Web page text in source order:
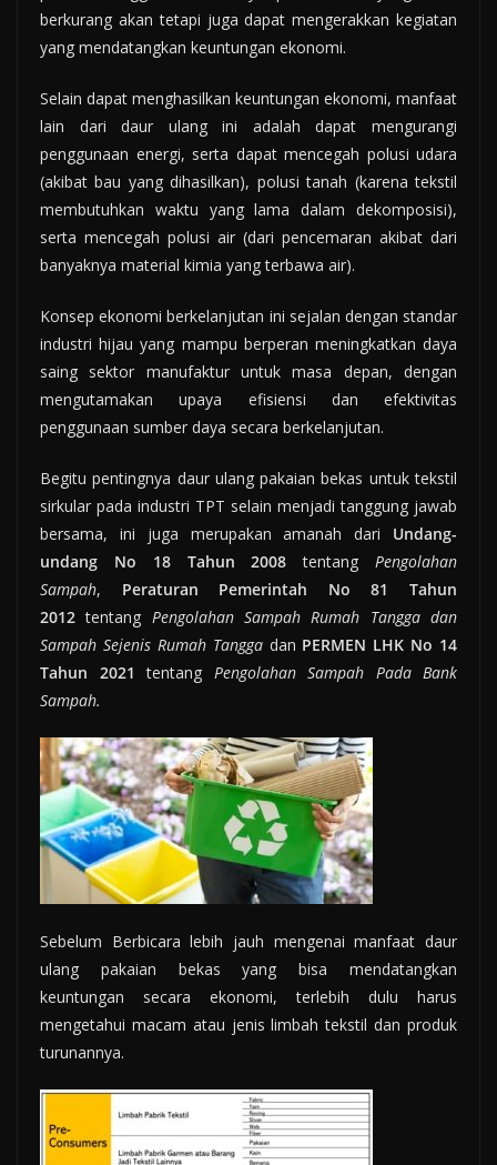
berkurang akan tetapi juga dapat mengerakkan kegiatan
yang mendatangkan keuntungan ekonomi.
Selain dapat menghasilkan keuntungan ekonomi, manfaat
lain dari daur ulang ini adalah dapat mengurangi
penggunaan energi, serta dapat mencegah polusi udara
(akibat bau yang dihasilkan), polusi tanah (karena tekstil
membutuhkan waktu yang lama dalam dekomposisi),
serta mencegah polusi air (dari pencemaran akibat dari
banyaknya material kimia yang terbawa air).
Konsep ekonomi berkelanjutan ini sejalan dengan standar
industri hijau yang mampu berperan meningkatkan daya
saing sektor manufaktur untuk masa depan, dengan
mengutamakan upaya efisiensi dan efektivitas
penggunaan sumber daya secara berkelanjutan.
Begitu pentingnya daur ulang pakaian bekas untuk tekstil
sirkular pada industri TPT selain menjadi tanggung jawab
bersama, ini juga merupakan amanah dari Undang-
undang No 18 Tahun 2008 tentang Pengolahan
Sampah, Peraturan Pemerintah No 81 Tahun
2012 tentang Pengolahan Sampah Rumah Tangga dan
Sampah Sejenis Rumah Tanggadan PERMEN LHK No 14
Tahun 2021 tentang Pengolahan Sampah Pada Bank
Sampah.
Sebelum Berbicara lebih jauh mengenai manfaat daur
ulang pakaian bekas yang bisa mendatangkan
keuntungan secara ekonomi, terlebih dulu harus
mengetahui macam atau jenis limbah tekstil dan produk
turunannya.